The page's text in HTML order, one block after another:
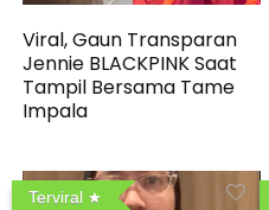
Viral, Gaun Transparan
Jennie BLACKPINK Saat
Tampil Bersama Tame
Impala
Terviral